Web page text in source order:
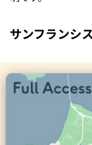
サンフランシ